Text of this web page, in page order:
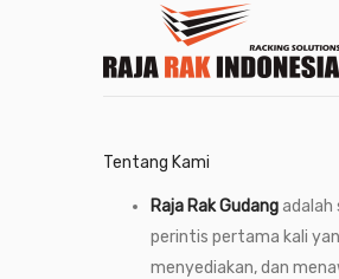
Tentang Kami
Raja Rak Gudangadalah
perintis pertama kali
menyediakan, dan